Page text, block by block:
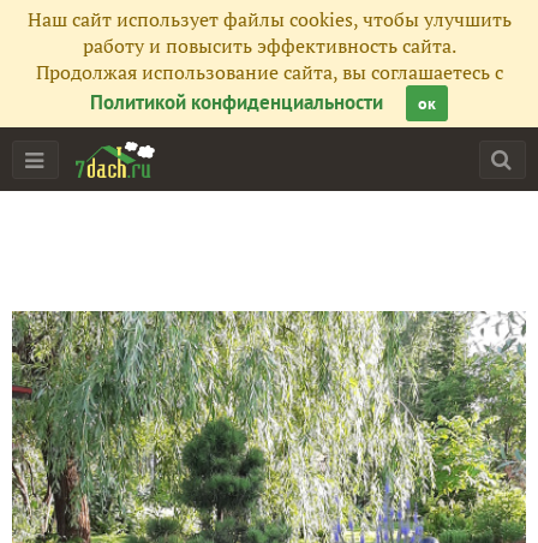
Наш сайт использует файлы cookies, чтобы улучшить
работу и повысить эффективность сайта.
Продолжая использование сайта, вы соглашаетесь с
Политикой конфиденциальности
ок
Главная
Подписчики 47
Все публикации 106